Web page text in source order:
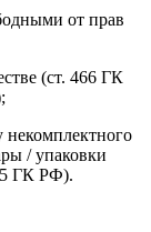
от прав
(ст. 466 ГК
некомплектного
/ упаковки
ГК РФ).